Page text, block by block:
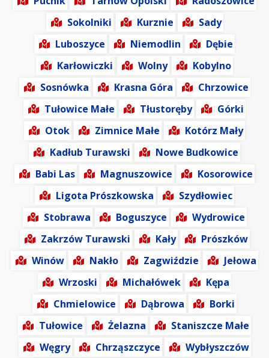
Sokolniki
Kurznie
Sady
Luboszyce
Niemodlin
Dębie
Karłowiczki
Wolny
Kobylno
Sosnówka
Krasna Góra
Chrzowice
Tułowice Małe
Tłustoręby
Górki
Otok
Zimnice Małe
Kotórz Mały
Kadłub Turawski
Nowe Budkowice
Babi Las
Magnuszowice
Kosorowice
Ligota Prószkowska
Szydłowiec
Stobrawa
Boguszyce
Wydrowice
Zakrzów Turawski
Kały
Prószków
Winów
Nakło Zagwiździe
Jełowa
Wrzoski
Michałówek
Kępa
Chmielowice
Dąbrowa
Borki
Tułowice
Żelazna
Staniszcze Małe
Węgry
Chrząszczyce
Wybłyszczów